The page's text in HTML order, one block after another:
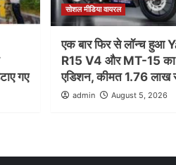
गए
सोशल मीडिया वायरल
एक बार फिर से लॉन्च हुआ
R15 V4 और MT-15
एडिशन, कीमत 1.76 लाख
admin August 5, 2026